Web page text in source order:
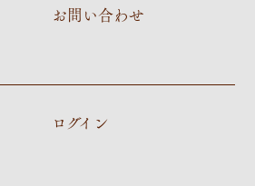
お問い合わせ
ログイン